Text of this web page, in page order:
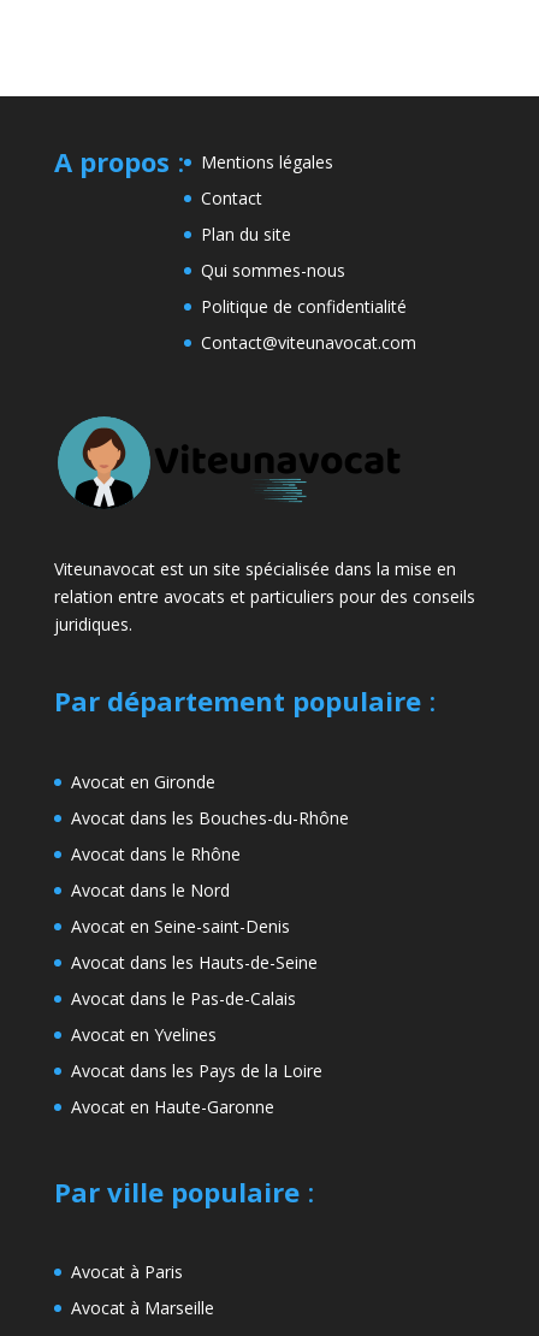
A propos :
Mentions légales
Contact
Plan du site
Qui sommes-nous
Politique de confidentialité
Contact@viteunavocat.com
Viteunavocat est un site spécialisée dans la mise en
relation entre avocats et particuliers pour des conseils
juridiques.
Par département populaire:
Avocat en Gironde
Avocat dans les Bouches-du-Rhône
Avocat dans le Rhône
Avocat dans le Nord
Avocat en Seine-saint-Denis
Avocat dans les Hauts-de-Seine
Avocat dans le Pas-de-Calais
Avocat en Yvelines
Avocat dans les Pays de la Loire
Avocat en Haute-Garonne
Par ville populaire:
Avocat à Paris
Avocat à Marseille